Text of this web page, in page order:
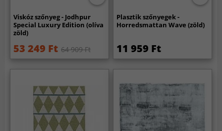
Viskóz szőnyeg - Jodhpur
Special Luxury Edition (olíva
zöld)
53 249 Ft 64 909 Ft
Plasztik szőnyegek -
Horredsmattan Wave (zöld)
11 959 Ft